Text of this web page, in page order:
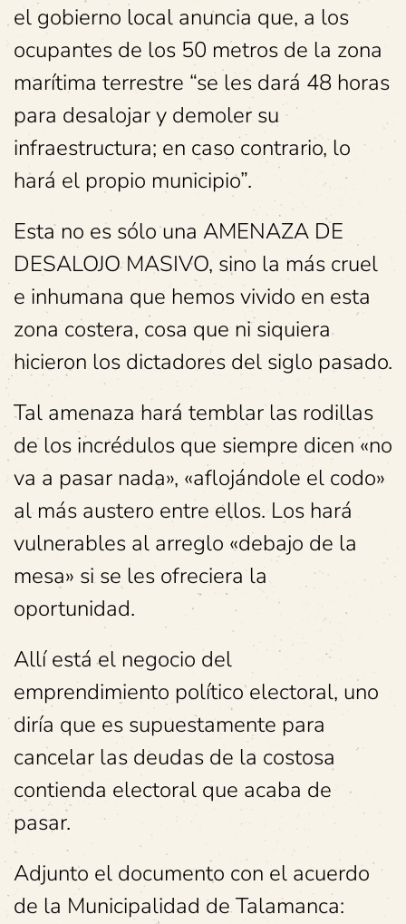
el gobierno local anuncia que, a los
ocupantes de los 50 metros de la zona
marítima terrestre “se les dará 48 horas
para desalojar y demoler su
infraestructura; en caso contrario, lo
hará el propio municipio”.
Esta no es sólo una AMENAZA DE
DESALOJO MASIVO, sino la más cruel
e inhumana que hemos vivido en esta
zona costera, cosa que ni siquiera
hicieron los dictadores del siglo pasado.
Tal amenaza hará temblar las rodillas
de los incrédulos que siempre dicen «no
va a pasar nada», «aflojándole el codo»
al más austero entre ellos. Los hará
vulnerables al arreglo «debajo de la
mesa» si se les ofreciera la
oportunidad.
Allí está el negocio del
emprendimiento político electoral, uno
diría que es supuestamente para
cancelar las deudas de la costosa
contienda electoral que acaba de
pasar.
Adjunto el documento con el acuerdo
de la Municipalidad de Talamanca: